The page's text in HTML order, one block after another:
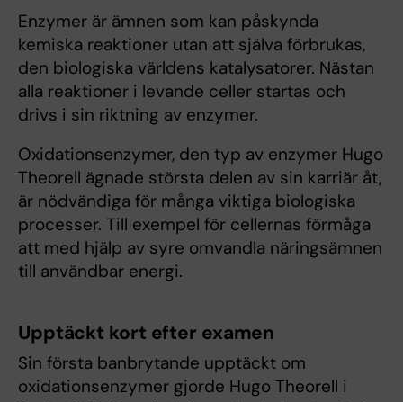
Enzymer är ämnen som kan påskynda
kemiska reaktioner utan att själva förbrukas,
den biologiska världens katalysatorer. Nästan
alla reaktioner i levande celler startas och
drivs i sin riktning av enzymer.
Oxidationsenzymer, den typ av enzymer Hugo
Theorell ägnade största delen av sin karriär åt,
är nödvändiga för många viktiga biologiska
processer. Till exempel för cellernas förmåga
att med hjälp av syre omvandla näringsämnen
till användbar energi.
Upptäckt kort efter examen
Sin första banbrytande upptäckt om
oxidationsenzymer gjorde Hugo Theorell i